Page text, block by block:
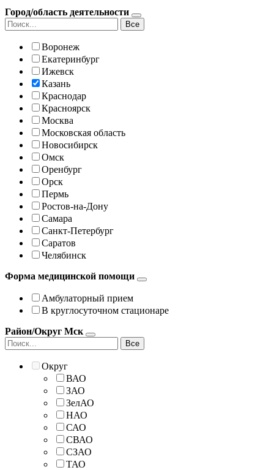
Город/область деятельности
Все
Воронеж
Екатеринбург
Ижевск
Казань
Краснодар
Красноярск
Москва
Московская область
Новосибирск
Омск
Оренбург
Орск
Пермь
Ростов-на-Дону
Самара
Санкт-Петербург
Саратов
Челябинск
Форма медицинской помощи
Амбулаторный прием
В круглосуточном стационаре
Район/Округ Мск
Все
Округ
ВАО
ЗАО
ЗелАО
НАО
САО
СВАО
СЗАО
ТАО